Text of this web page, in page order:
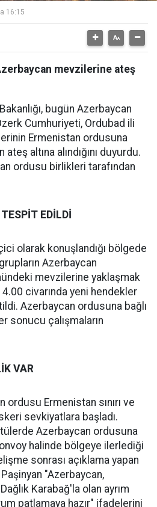
16:15
mevzilerine ateş
bugün Azerbaycan
Cumhuriyeti, Ordubad ili
Ermenistan ordusuna
altına alındığını duyurdu.
ordusu birlikleri tarafından
EDİLDİ
olarak konuşlandığı bölgede
Azerbaycan
mevzilerine yaklaşmak
civarında yeni hendekler
Azerbaycan ordusuna bağlı
sonucu çalışmaların
VAR
ordusu Ermenistan sınırı ve
sevkiyatlara başladı.
Azerbaycan ordusuna
halinde bölgeye ilerlediği
sonrası açıklama yapan
"Azerbaycan,
Karabağ'la olan ayrım
patlamaya hazır" ifadelerini